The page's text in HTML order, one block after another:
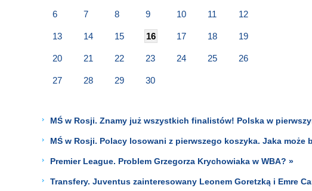
6 7 8 9 10 11 12
13 14 15 16 17 18 19
20 21 22 23 24 25 26
27 28 29 30
MŚ w Rosji. Znamy już wszystkich finalistów! Polska w
MŚ w Rosji. Polacy losowani z pierwszego koszyka. Jaka może
Premier League. Problem Grzegorza Krychowiaka w WBA? »
Transfery. Juventus zainteresowany Leonem Goretzką i Emre